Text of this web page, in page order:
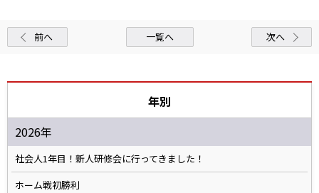
前へ 一覧へ 次へ
年別
2026年
社会人1年目！新人研修会に行ってきました！
ホーム戦初勝利